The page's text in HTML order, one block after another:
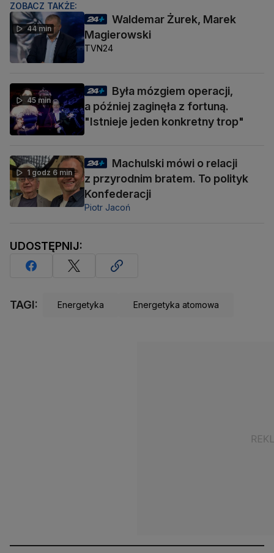
ZOBACZ TAKŻE:
44 min
Waldemar Żurek, Marek
Magierowski
TVN24
45 min
Była mózgiem operacji,
a później zaginęła z fortuną.
"Istnieje jeden konkretny trop"
1 godz 6 min
Machulski mówi o relacji
z przyrodnim bratem. To polityk
Konfederacji
Piotr Jacoń
UDOSTĘPNIJ:
TAGI: Energetyka Energetyka atomowa